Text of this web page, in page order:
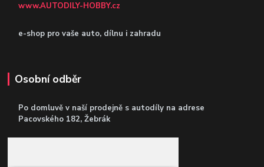
www.AUTODILY-HOBBY.cz
e-shop pro vaše auto, dílnu i zahradu
Osobní odběr
Po domluvě v naší prodejně s autodíly na adrese
Pacovského 182, Žebrák